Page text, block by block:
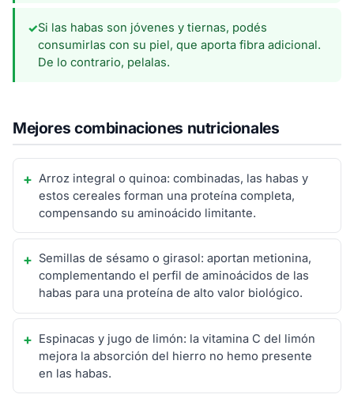
✓Si las habas son jóvenes y tiernas, podés
consumirlas con su piel, que aporta fibra adicional.
De lo contrario, pelalas.
Mejores combinaciones nutricionales
Arroz integral o quinoa: combinadas, las habas y
estos cereales forman una proteína completa,
compensando su aminoácido limitante.
Semillas de sésamo o girasol: aportan metionina,
complementando el perfil de aminoácidos de las
habas para una proteína de alto valor biológico.
Espinacas y jugo de limón: la vitamina C del limón
mejora la absorción del hierro no hemo presente
en las habas.